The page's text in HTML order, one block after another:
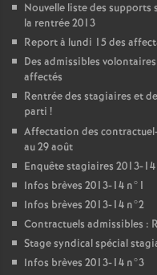
Nouvelle liste des
la rentrée 2013
Report à lundi 15 des
Des admissibles
affectés
Rentrée des stagiaires et
parti !
Affectation des
au 29 août
Enquête stagiaires 2013-14
Infos brèves 2013-14 n°1
Infos brèves 2013-14 n°2
Contractuels admissibles :
Stage syndical spécial
Infos brèves 2013-14 n°3